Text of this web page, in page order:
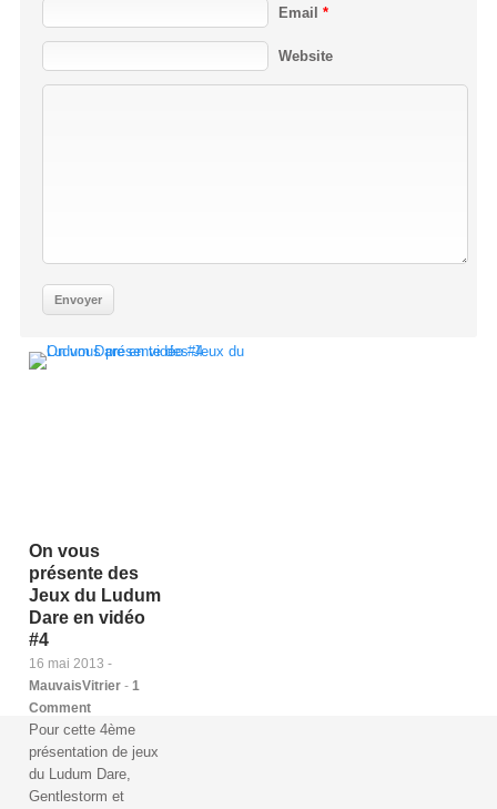
Email *
Website
On vous
présente des
Jeux du Ludum
Dare en vidéo
#4
16 mai 2013 -
MauvaisVitrier -1
Comment
Pour cette 4ème
présentation de jeux
du Ludum Dare,
Gentlestorm et